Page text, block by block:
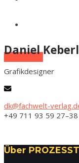
Zum E-Mag
Dani­el
Gra­fik­de­si­gner
dk@fachwelt-
+49 711 93 59 27–38
Über